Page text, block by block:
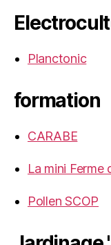
Planctonic
formation
CARABE
La mini Ferme
Pollen SCOP